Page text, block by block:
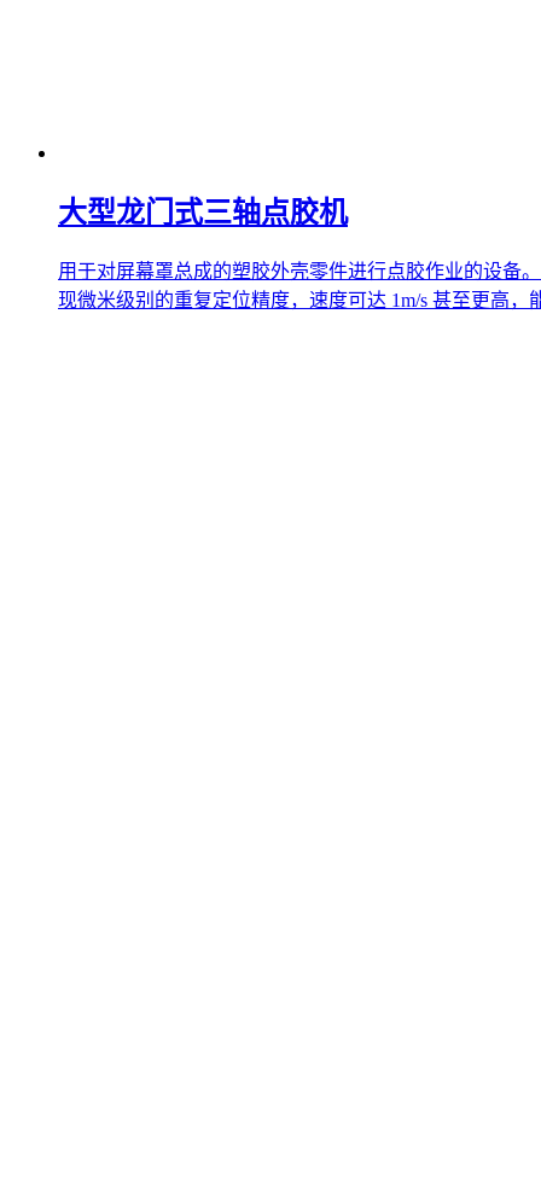
大型龙门式三轴点胶机
用于对屏幕罩总成的塑胶外壳零件进行点胶作业的设备
现微米级别的重复定位精度，速度可达 1m/s 甚至更高，